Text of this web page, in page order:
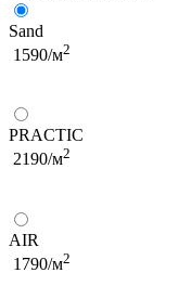
Sand
1590/м2
PRACTIC
2190/м2
AIR
1790/м2